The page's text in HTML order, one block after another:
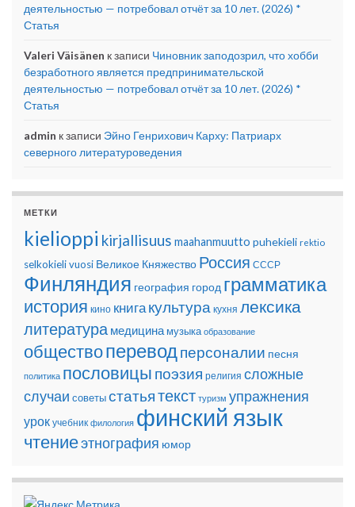
деятельностью — потребовал отчёт за 10 лет. (2026) *
Статья
Valeri Väisänen к записи Чиновник заподозрил, что хобби
безработного является предпринимательской
деятельностью — потребовал отчёт за 10 лет. (2026) *
Статья
admin к записи Эйно Генрихович Карху: Патриарх
северного литературоведения
МЕТКИ
kielioppi kirjallisuus maahanmuutto puhekieli rektio
selkokielivuosi Великое Княжество Россия СССР
Финляндия география город грамматика
история кино книгакультура кухня лексика
литература медицина музыка образование
обществопереводперсоналии песня
политика пословицы поэзия религия сложные
случаи советыстатьятекст туризм упражнения
урок учебник филология финский язык
чтениеэтнография юмор